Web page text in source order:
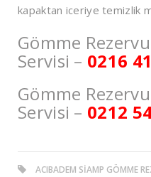
kapaktan iceriye temizlik
Gömme
Servisi – 0216
Gömme
Servisi – 0212
ACIBADEM SIAMP GÖMME